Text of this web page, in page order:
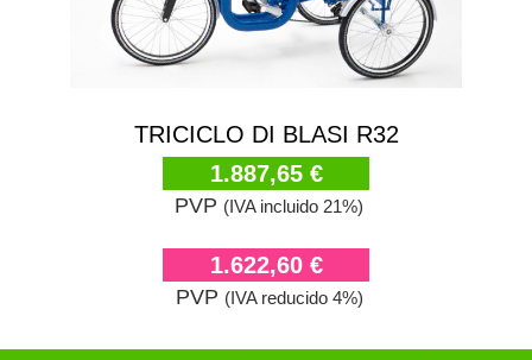
TRICICLO DI BLASI R32
1.887,65 €
PVP (IVA incluido 21%)
1.622,60 €
PVP (IVA reducido 4%)